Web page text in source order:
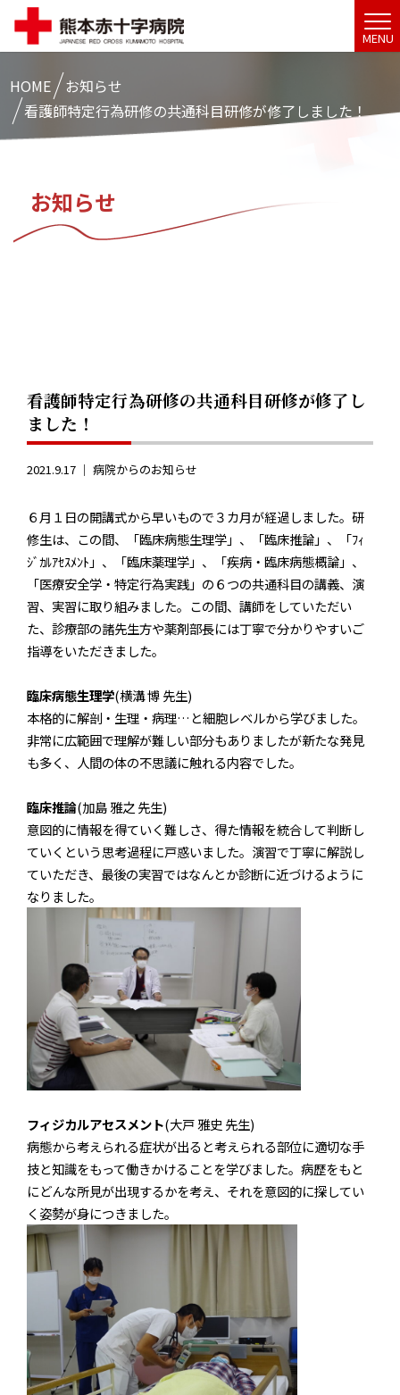
MENU
HOME
お知らせ
看護師特定行為研修の共通科目研修が修了しました！
お知らせ
看護師特定行為研修の共通科目研修が修了し
ました！
2021.9.17 ｜病院からのお知らせ
６月１日の開講式から早いもので３カ月が経過しました。研
修生は、この間、「臨床病態生理学」、「臨床推論」、「ﾌｨ
ｼﾞｶﾙｱｾｽﾒﾝﾄ」、「臨床薬理学」、「疾病・臨床病態概論」、
「医療安全学・特定行為実践」の６つの共通科目の講義、演
習、実習に取り組みました。この間、講師をしていただい
た、診療部の諸先生方や薬剤部長には丁寧で分かりやすいご
指導をいただきました。
臨床病態生理学(横溝 博 先生)
本格的に解剖・生理・病理…と細胞レベルから学びました。
非常に広範囲で理解が難しい部分もありましたが新たな発見
も多く、人間の体の不思議に触れる内容でした。
臨床推論(加島 雅之 先生)
意図的に情報を得ていく難しさ、得た情報を統合して判断し
ていくという思考過程に戸惑いました。演習で丁寧に解説し
ていただき、最後の実習ではなんとか診断に近づけるように
なりました。
フィジカルアセスメント(大戸 雅史 先生)
病態から考えられる症状が出ると考えられる部位に適切な手
技と知識をもって働きかけることを学びました。病歴をもと
にどんな所見が出現するかを考え、それを意図的に探してい
く姿勢が身につきました。